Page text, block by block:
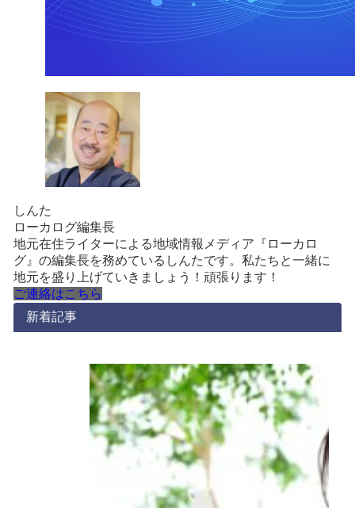
しんた
ローカログ編集長
地元在住ライターによる地域情報メディア『ローカロ
グ』の編集長を務めているしんたです。私たちと一緒に
地元を盛り上げていきましょう！頑張ります！
ご連絡はこちら
新着記事